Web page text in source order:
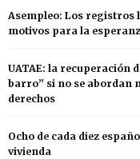
Asempleo: Los registros
motivos para la
UATAE: la recuperación
barro” si no se abordan
derechos
Ocho de cada diez
vivienda